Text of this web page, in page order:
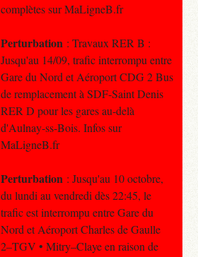
complètes sur MaLigneB.fr
Perturbation : Travaux RER B :
Jusqu'au 14/09, trafic interrompu entre
Gare du Nord et Aéroport CDG 2 Bus
de remplacement à SDF-Saint Denis
RER D pour les gares au-delà
d'Aulnay-ss-Bois. Infos sur
MaLigneB.fr
Perturbation : Jusqu'au 10 octobre,
du lundi au vendredi dès 22:45, le
trafic est interrompu entre Gare du
Nord et Aéroport Charles de Gaulle
2–TGV • Mitry–Claye en raison de